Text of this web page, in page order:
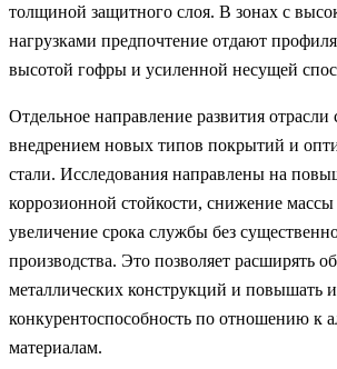
толщиной защитного слоя. В зонах с
нагрузками предпочтение отдают
высотой гофры и усиленной несущей
Отдельное направление развития отрасли
внедрением новых типов покрытий и
стали. Исследования направлены на
коррозионной стойкости, снижение
увеличение срока службы без
производства. Это позволяет расширять
металлических конструкций и повышать
конкурентоспособность по отношению к
материалам.